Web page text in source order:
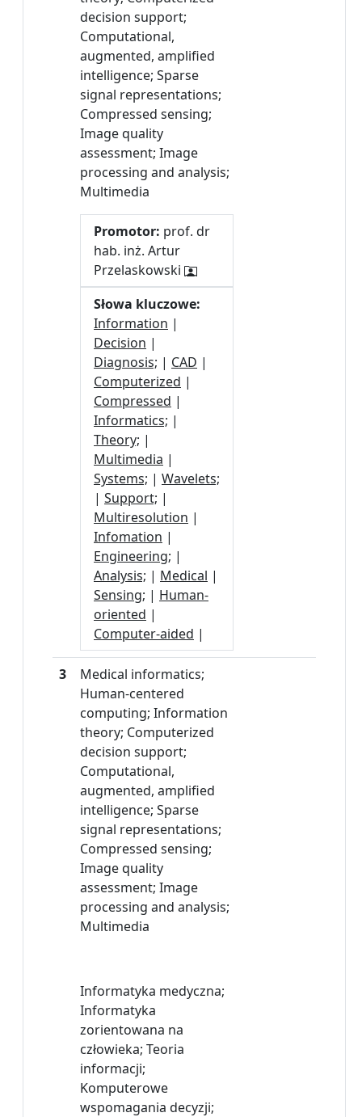
decision support;
Computational,
augmented, amplified
intelligence; Sparse
signal representations;
Compressed sensing;
Image quality
assessment; Image
processing and analysis;
Multimedia
Promotor: prof. dr
hab. inż. Artur
Przelaskowski
Słowa kluczowe:
Information |
Decision |
Diagnosis; | CAD |
Computerized |
Compressed |
Informatics; |
Theory; |
Multimedia |
Systems; | Wavelets;
| Support; |
Multiresolution |
Infomation |
Engineering; |
Analysis; | Medical |
Sensing; | Human-
oriented |
Computer-aided |
3
Medical informatics;
Human-centered
computing; Information
theory; Computerized
decision support;
Computational,
augmented, amplified
intelligence; Sparse
signal representations;
Compressed sensing;
Image quality
assessment; Image
processing and analysis;
Multimedia
Informatyka medyczna;
Informatyka
zorientowana na
człowieka; Teoria
informacji;
Komputerowe
wspomagania decyzji;